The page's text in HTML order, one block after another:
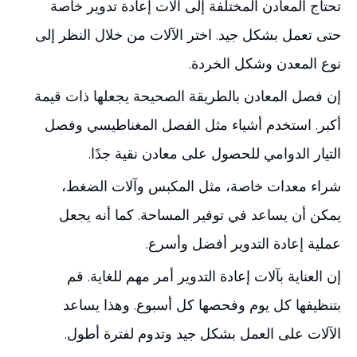
تحتاج المعادن المختلفة إلى آلات إعادة تدوير خاصة
حتى تعمل بشكل جيد. اختر الآلات من خلال النظر إلى
نوع المعدن وشكل الخردة.
إن فصل المعادن بالطريقة الصحيحة يجعلها ذات قيمة
أكبر. استخدم أشياء مثل الفصل المغناطيسي وفصل
التيار الدوامي للحصول على معادن نقية جدًا.
شراء معدات خاصة، مثل المكبس وآلات الضغط،
يمكن أن يساعد في توفير المساحة. كما أنه يجعل
عملية إعادة التدوير أفضل وأسرع.
إن العناية بآلات إعادة التدوير أمر مهم للغاية. قم
بتنظيفها كل يوم وفحصها كل أسبوع. وهذا يساعد
الآلات على العمل بشكل جيد وتدوم لفترة أطول.